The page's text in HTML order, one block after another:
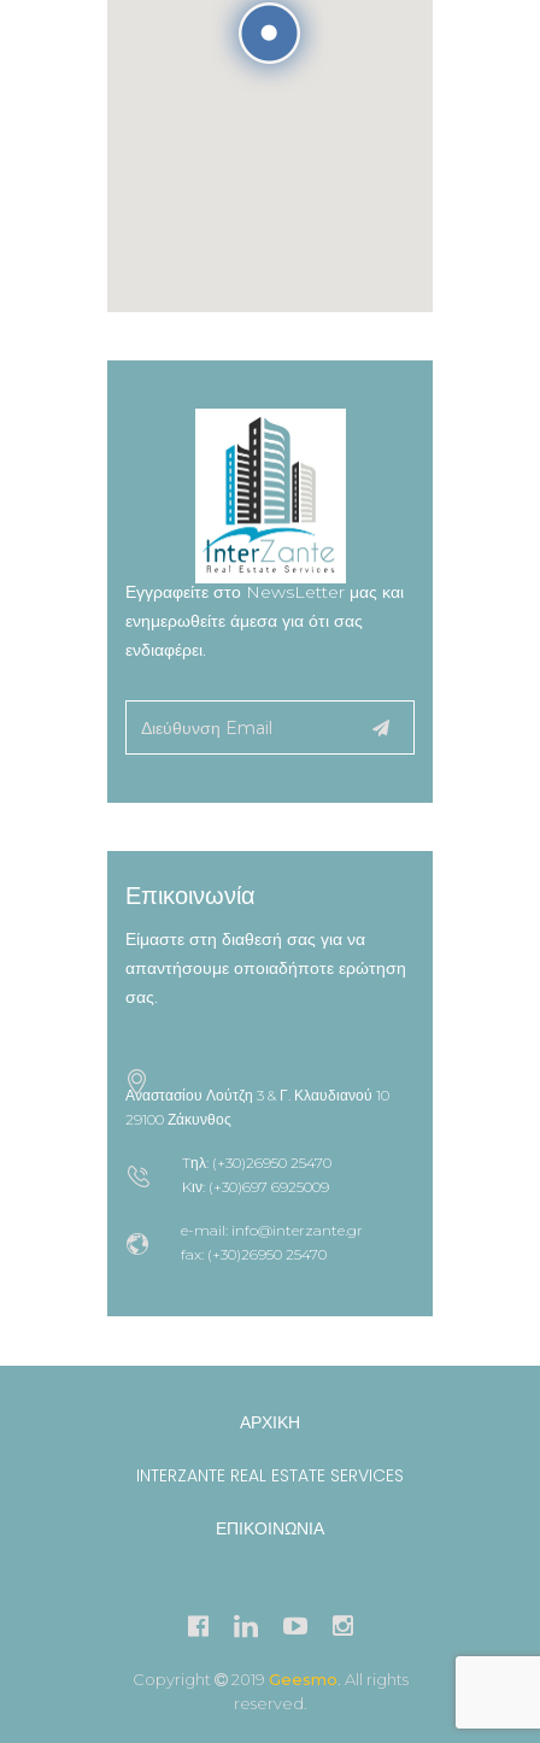
Εγγραφείτε στο NewsLetter μας και
ενημερωθείτε άμεσα για ότι σας
ενδιαφέρει.
Επικοινωνία
Είμαστε στη διαθεσή σας για να
απαντήσουμε οποιαδήποτε ερώτηση
σας.
Αναστασίου Λούτζη 3 & Γ. Κλαυδιανού 10
29100 Ζάκυνθος
Tηλ: (+30)26950 25470
Kιν: (+30)697 6925009
e-mail: info@interzante.gr
fax: (+30)26950 25470
ΑΡΧΙΚΗ
INTERZANTE REAL ESTATE SERVICES
ΕΠΙΚΟΙΝΩΝΙΑ
Copyright 2019 Geesmo . All rights
reserved.